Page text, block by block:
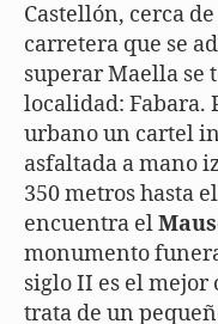
Castellón, cerca
carretera que se
superar Maella se
localidad: Fabara.
urbano un cartel
asfaltada a mano
350 metros hasta
encuentra el
monumento
siglo II es el mejor
trata de un